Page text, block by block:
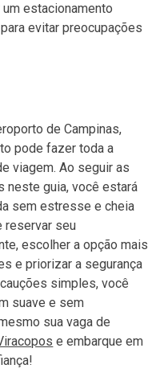
estacionamento
evitar preocupações
de Campinas,
pode fazer toda a
viagem. Ao seguir as
neste guia, você estará
sem estresse e cheia
reservar seu
escolher a opção mais
e priorizar a segurança
simples, você
suave e sem
sua vaga de
e embarque em